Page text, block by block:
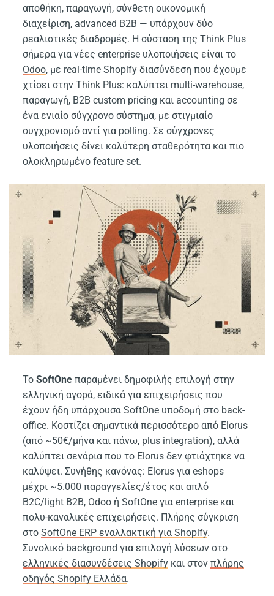
αποθήκη, παραγωγή, σύνθετη οικονομική
διαχείριση, advanced B2B — υπάρχουν δύο
ρεαλιστικές διαδρομές. Η σύσταση της Think Plus
σήμερα για νέες enterprise υλοποιήσεις είναι το
Odoo, με real-time Shopify διασύνδεση που έχουμε
χτίσει στην Think Plus: καλύπτει multi-warehouse,
παραγωγή, B2B custom pricing και accounting σε
ένα ενιαίο σύγχρονο σύστημα, με στιγμιαίο
συγχρονισμό αντί για polling. Σε σύγχρονες
υλοποιήσεις δίνει καλύτερη σταθερότητα και πιο
ολοκληρωμένο feature set.
ΤοSoftOne παραμένει δημοφιλής επιλογή στην
ελληνική αγορά, ειδικά για επιχειρήσεις που
έχουν ήδη υπάρχουσα SoftOne υποδομή στο back-
office. Κοστίζει σημαντικά περισσότερο από Elorus
(από ~50€/μήνα και πάνω, plus integration), αλλά
καλύπτει σενάρια που το Elorus δεν φτιάχτηκε να
καλύψει. Συνήθης κανόνας: Elorus για eshops
μέχρι ~5.000 παραγγελίες/έτος και απλό
B2C/light B2B, Odoo ή SoftOne για enterprise και
πολυ-καναλικές επιχειρήσεις. Πλήρης σύγκριση
στοSoftOne ERP εναλλακτική για Shopify.
Συνολικό background για επιλογή λύσεων στο
ελληνικές διασυνδέσεις Shopify και στονπλήρης
οδηγός Shopify Ελλάδα.